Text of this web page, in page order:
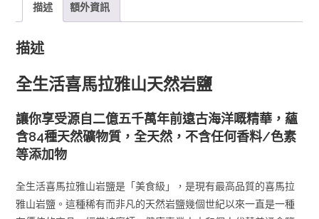
量
描述 額外資訊
描述
全生活喜馬拉雅山天然岩鹽
讓你享受源自二億五千萬年前遠古海洋嘅精華，蘊
含84種天然礦物質，全天然，不含任何香料/色素
等添加物
全生活喜馬拉雅山岩鹽是「美食級」，是現有最高品質的喜馬拉
雅山岩鹽。這種稀有而非凡的天然岩鹽幾個世紀以來一直是一種